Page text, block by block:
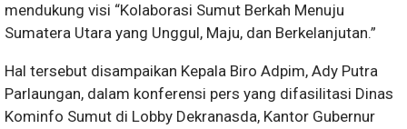
mendukung visi “Kolaborasi Sumut Berkah Menuju
Sumatera Utara yang Unggul, Maju, dan Berkelanjutan.”
Hal tersebut disampaikan Kepala Biro Adpim, Ady Putra
Parlaungan, dalam konferensi pers yang difasilitasi Dinas
Kominfo Sumut di Lobby Dekranasda, Kantor Gubernur